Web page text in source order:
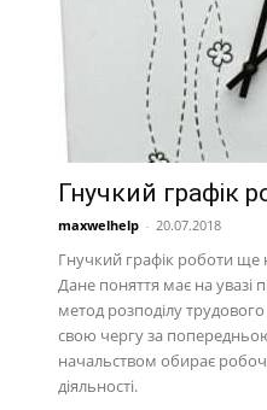
Гнучкий графік
maxwelhelp - 20.07.2018
Гнучкий графік роботи ще
Дане поняття має на увазі
метод розподілу
свою чергу за
начальством обирає
діяльності.